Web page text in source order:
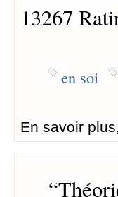
13267
en soi
En savoir
“